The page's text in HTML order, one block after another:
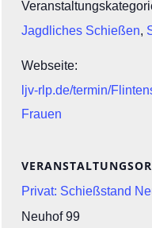
Jagdliches Schießen,
Webseite:
ljv-rlp.de/termin/
Frauen
Privat: Schießstand
Neuhof 99